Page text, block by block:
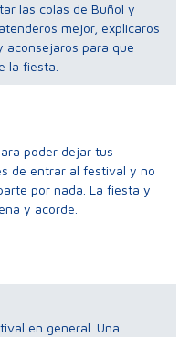
las colas de Buñol y
mejor, explicaros
aconsejaros para que
la fiesta.
poder dejar tus
de entrar al festival y no
por nada. La fiesta y
y acorde.
en general. Una